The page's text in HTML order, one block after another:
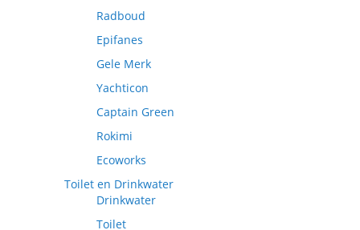
Radboud
Epifanes
Gele Merk
Yachticon
Captain Green
Rokimi
Ecoworks
Toilet en Drinkwater
Drinkwater
Toilet